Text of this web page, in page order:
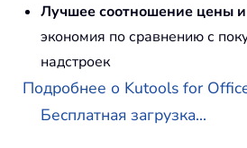
Лучшее соотношение цены и
экономия по сравнению с
надстроек
Подробнее о Kutools for
Бесплатная загрузка...